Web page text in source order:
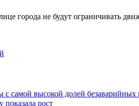
города не будут ограничивать
самой высокой долей безаварийных
рост